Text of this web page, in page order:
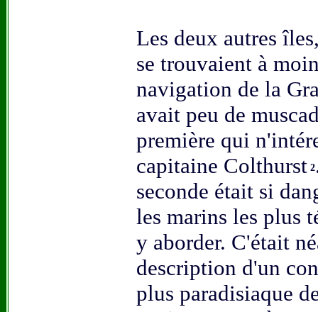
Les deux autres
se trouvaient à
navigation de la
avait peu de
première qui
capitaine Colthurst 2
seconde était si
les marins les plus
y aborder. C'était
description d'un
plus paradisiaque